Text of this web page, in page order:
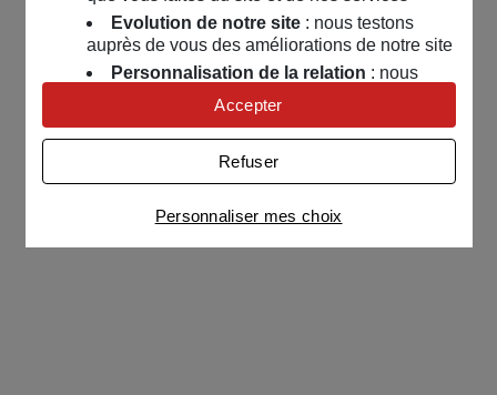
Evolution de notre site: nous testons
auprès de vous des améliorations de notre site
Personnalisation de la relation : nous
nous servons de cookies pour adapter nos
contenus et personnaliser nos offres
Univers publicitaire: nous utilisons avec
nos partenaires des cookies pour afficher des
publicités personnalisées
Connaître notre politique cookies et la liste de nos
partenaires
Personnaliser mes choix
Refuser
Accepter